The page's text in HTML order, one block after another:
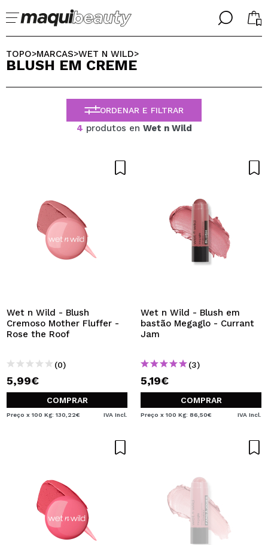
╳
Já sou #maquilover, tenho uma conta
Esqueceu-se da palavra-passe?
Eu não tenho uma conta aqui
compras rapidamente, verificar o estado das suas
encomendas e consultar as suas operações anteriores.
CRIAR CONTA
╳
SELECIONE O SEU IDIOMA
PORTUGUESE
ESPAÑOL
ENGLISH
FRANCES
TOPO>MARCAS>WET N WILD>
BLUSH EM CREME
ORDENAR E FILTRAR
4 produtos en Wet n Wild
Wet n Wild - Blush
Cremoso Mother Fluffer -
Rose the Roof
(0)
5,99€
COMPRAR
Preço x 100 Kg: 130,22€ IVA Incl.
Wet n Wild - Blush em
bastão Megaglo - Currant
Jam
(3)
5,19€
COMPRAR
Preço x 100 Kg: 86,50€ IVA Incl.